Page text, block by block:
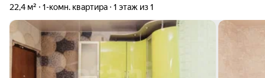
22,4 м² 1-комн. квартира 1 этаж из 1